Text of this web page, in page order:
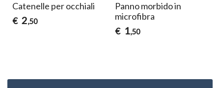
Catenelle per occhiali
€ 2,50
Panno morbido in
microfibra
€ 1,50